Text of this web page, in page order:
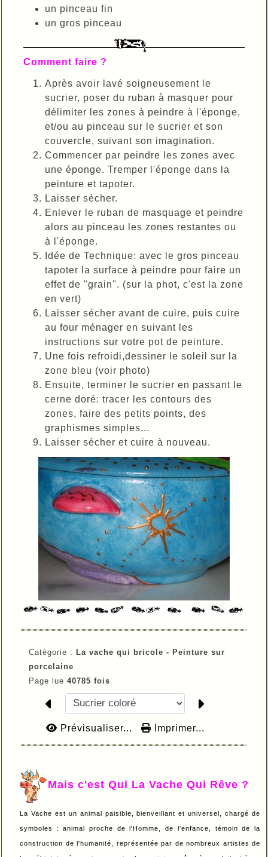
un pinceau fin
un gros pinceau
Comment faire ?
Après avoir lavé soigneusement le
sucrier, poser du ruban à masquer pour
délimiter les zones à peindre à l'éponge,
et/ou au pinceau sur le sucrier et son
couvercle, suivant son imagination.
Commencer par peindre les zones avec
une éponge. Tremper l'éponge dans la
peinture et tapoter.
Laisser sécher.
Enlever le ruban de masquage et peindre
alors au pinceau les zones restantes ou
à l'éponge.
Idée de Technique: avec le gros pinceau
tapoter la surface à peindre pour faire un
effet de "grain". (sur la phot, c'est la zone
en vert)
Laisser sécher avant de cuire, puis cuire
au four ménager en suivant les
instructions sur votre pot de peinture.
Une fois refroidi,dessiner le soleil sur la
zone bleu (voir photo)
Ensuite, terminer le sucrier en passant le
cerne doré: tracer les contours des
zones, faire des petits points, des
graphismes simples...
Laisser sécher et cuire à nouveau.
Catégorie : La vache qui bricole - Peinture sur
porcelaine
Page lue 40785 fois
Prévisualiser... Imprimer...
Mais c'est Qui La Vache Qui Rêve ?
La Vache est un animal paisible, bienveillant et universel, chargé de
symboles : animal proche de l'Homme, de l'enfance, témoin de la
construction de l'humanité, représentée par de nombreux artistes de